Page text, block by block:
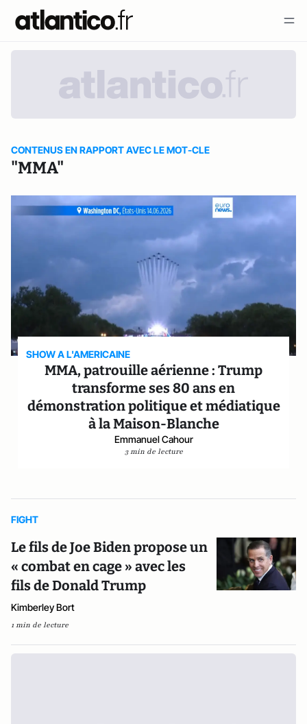
CONTENUS EN RAPPORT AVEC LE MOT-CLE
"MMA"
SHOW A L'AMERICAINE
MMA, patrouille aérienne : Trump
transforme ses 80 ans en
démonstration politique et médiatique
à la Maison-Blanche
Emmanuel Cahour
3 min de lecture
FIGHT
Le fils de Joe Biden propose un
« combat en cage » avec les
fils de Donald Trump
Kimberley Bort
1 min de lecture